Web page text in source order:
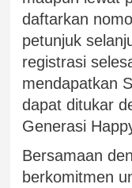
daftarkan
petunjuk
registrasi
mendapatkan
dapat ditukar
Generasi
Bersamaan
berkomitmen